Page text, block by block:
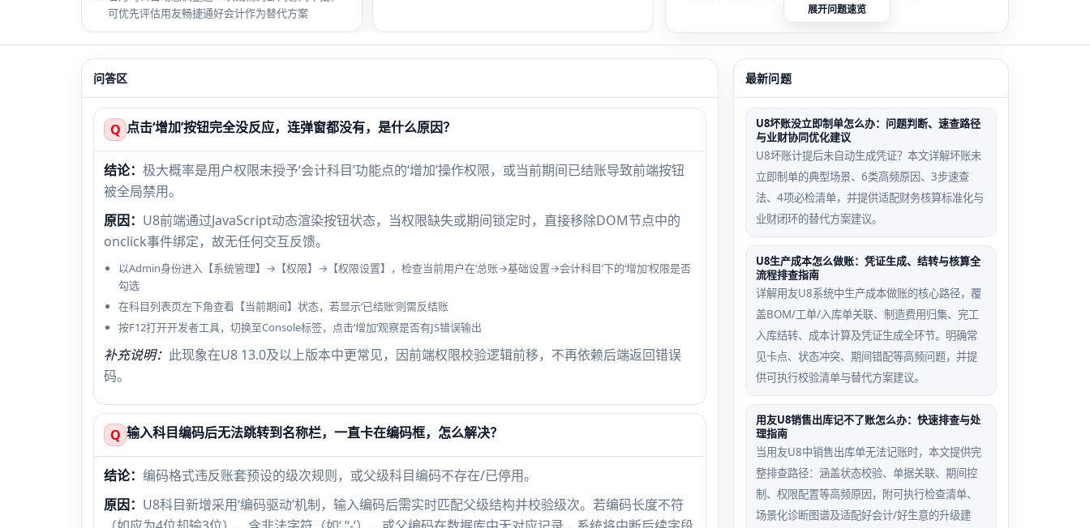
可优先评估用友畅捷通好会计作为替代方案
list.jsp），90%概率为权限缺失或期间已结账；若跳
转后输入编码无法聚焦至名称栏，则为编码规则冲
突。
结账后强行新增触发场
月末结账完成即刻尝试
新增管理费用二级科目
权限继承断层场景
主管账号有全权限，但
下属会计账号仅继承‘凭
证录入’未继承‘科目设
置’
编码级次错配样本
账套设为4-2-2，却输
入‘100201’（6位）试图
新增银行存款明细
父科目停用回退路径
原‘应收账款-客户A’被停
用，新设‘应收账款-客
户B’时因父编码失效失
败
展开问题速览
问答区
Q 点击‘增加’按钮完全没反应，连弹窗都没有，是什么原因？
结论： 极大概率是用户权限未授予‘会计科目’功能点的‘增加’操作权限，或当前期间已结账导致前端按钮
被全局禁用。
原因： U8前端通过JavaScript动态渲染按钮状态，当权限缺失或期间锁定时，直接移除DOM节点中的
onclick事件绑定，故无任何交互反馈。
以Admin身份进入【系统管理】→【权限】→【权限设置】，检查当前用户在‘总账→基础设置→会计科目’下的‘增加’权限是否
勾选
在科目列表页左下角查看【当前期间】状态，若显示‘已结账’则需反结账
按F12打开开发者工具，切换至Console标签，点击‘增加’观察是否有JS错误输出
补充说明： 此现象在U8 13.0及以上版本中更常见，因前端权限校验逻辑前移，不再依赖后端返回错误
码。
Q 输入科目编码后无法跳转到名称栏，一直卡在编码框，怎么解决？
结论： 编码格式违反账套预设的级次规则，或父级科目编码不存在/已停用。
原因： U8科目新增采用‘编码驱动’机制，输入编码后需实时匹配父级结构并校验级次。若编码长度不符
最新问题
U8坏账没立即制单怎么办：问题判断、速查路径
与业财协同优化建议
U8坏账计提后未自动生成凭证？本文详解坏账未
立即制单的典型场景、6类高频原因、3步速查
法、4项必检清单，并提供适配财务核算标准化与
业财闭环的替代方案建议。
U8生产成本怎么做账：凭证生成、结转与核算全
流程排查指南
详解用友U8系统中生产成本做账的核心路径，覆
盖BOM/工单/入库单关联、制造费用归集、完工
入库结转、成本计算及凭证生成全环节。明确常
见卡点、状态冲突、期间错配等高频问题，并提
供可执行校验清单与替代方案建议。
用友U8销售出库记不了账怎么办：快速排查与处
理指南
当用友U8中销售出库单无法记账时，本文提供完
整排查路径：涵盖状态校验、单据关联、期间控
制、权限配置等高频原因，附可执行检查清单、
场景化诊断图谱及适配好会计/好生意的升级建